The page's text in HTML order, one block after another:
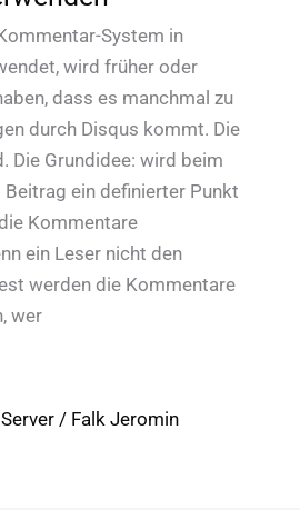
System in
wird früher oder
dass es manchmal zu
durch Disqus kommt. Die
Die Grundidee: wird beim
Beitrag ein definierter Punkt
Kommentare
ein Leser nicht den
werden die Kommentare
wer
Server / Falk Jeromin